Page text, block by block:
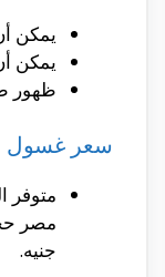
يمكن
يمكن
ظهور
سعر غسول
متوفر
جنيه.